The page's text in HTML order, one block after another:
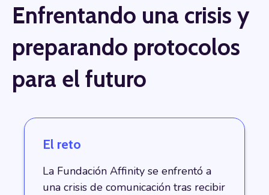
Enfrentando una crisis y
preparando protocolos
para el futuro
El reto
La Fundación Affinity se enfrentó a
una crisis de comunicación tras recibir